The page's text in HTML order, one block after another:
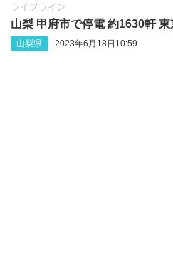
ライフライン
山梨 甲府市で停電 約1630軒 東
山梨県 2023年6月18日10:59